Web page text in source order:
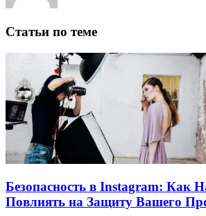
Статьи по теме
Безопасность в Instagram: Как
Повлиять на Защиту Вашего